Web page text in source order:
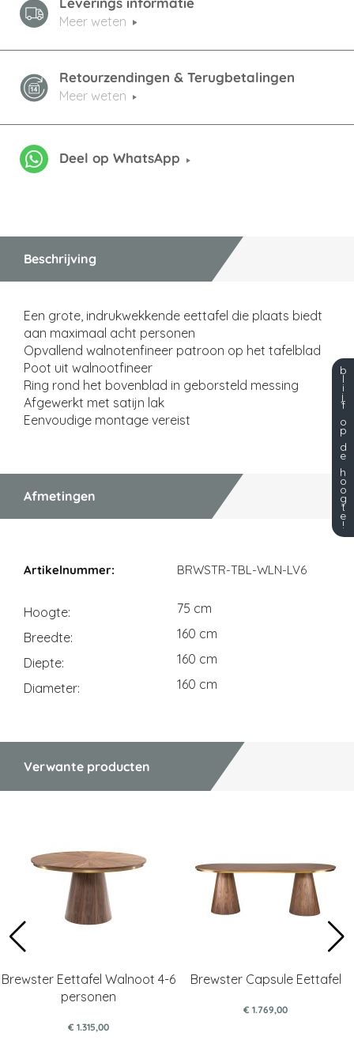
Meer weten
Retourzendingen & Terugbetalingen
Meer weten
Deel op WhatsApp
Beschrijving
Een grote, indrukwekkende eettafel die plaats biedt
aan maximaal acht personen
Opvallend walnotenfineer patroon op het tafelblad
Poot uit walnootfineer
Ring rond het bovenblad in geborsteld messing
Afgewerkt met satijn lak
Eenvoudige montage vereist
Afmetingen
BRWSTR-TBL-WLN-LV6
Hoogte
75 cm
Breedte
160 cm
Diepte
160 cm
Diameter
160 cm
Verwante producten
Brewster Eettafel Walnoot 4-6
personen
€ 1.315,00
Brewster Capsule Eettafel
€ 1.769,00
b
l
i
j
f
o
p
d
e
h
o
o
g
t
e
!